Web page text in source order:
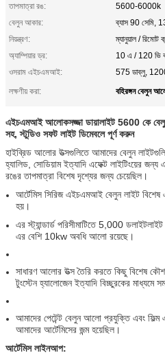
তাপমাত্রা রঙ:
5600-6000k
বেলুন আকার:
ব্যাস 90 সেমি,
নিয়ন্ত্রণ:
ম্যানুয়াল /
অ্যাম্পিয়ার ড্র:
10 এ / 120 ভি
ওসরাম এইচএমআই:
575 ডাব্লু, 1200
লক্ষণীয় করা:
বহিরঙ্গন বেলুন
এইচএমআই আলোকসজ্জা ডায়ালাইট 5600 কে বেলুন
সহ, স্টুডিও সফট লাইট ডিমেবলে পূর্ণ করুন
হাইব্রিড আলোর উত্সগুলিতে আমাদের বেলুন
হ্যালিড, সোডিয়াম ইত্যাদি এফেক্ট লাইটিংয়ের জন্য
রঙের তাপমাত্রা বিশেষ দৃশ্যের জন্য চেয়েছিল।
আর্টেমিস সিরিজ এইচএমআই বেলুন লাইট বিশেষ
হয়।
এর স্ট্যান্ডার্ড পরিসীমাটিতে 5,000
এর বেশি 10kw অবধি আলো রয়েছে।
সাধারণ আলোর উত্স তৈরি করতে কিছু বিশেষ
টুংস্টেন হ্যালোজেন ইত্যাদি বিচ্ছুরকের মাধ্যমে
আমাদের পেটেন্ট বেলুন আলো প্রযুক্তি এবং ফিল্ম
আমাদের আর্টেমিসের জন্ম হয়েছিল।
আর্টেমিস লাইনআপ: